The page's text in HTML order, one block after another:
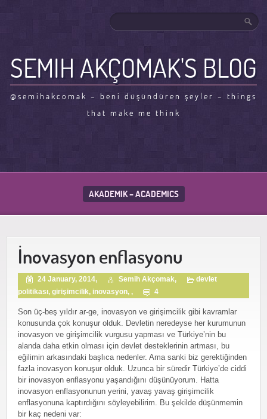
SEMIH AKÇOMAK'S BLOG
@semihakcomak – beni düşündüren şeyler – things
that make me think
AKADEMIK – ACADEMICS
İnovasyon enflasyonu
24 January, 2014, Semih Akçomak,
devlet
politikası, girişimcilik, inovasyon, , 4
Son üç-beş yıldır ar-ge, inovasyon ve girişimcilik gibi kavramlar
konusunda çok konuşur olduk. Devletin neredeyse her kurumunun
inovasyon ve girişimcilik vurgusu yapması ve Türkiye’nin bu
alanda daha etkin olması için devlet desteklerinin artması, bu
eğilimin arkasındaki başlıca nedenler. Ama sanki biz gerektiğinden
fazla inovasyon konuşur olduk. Uzunca bir süredir Türkiye’de ciddi
bir inovasyon enflasyonu yaşandığını düşünüyorum. Hatta
inovasyon enflasyonunun yerini, yavaş yavaş girişimcilik
enflasyonuna kaptırdığını söyleyebilirim. Bu şekilde düşünmemin
bir kaç nedeni var: